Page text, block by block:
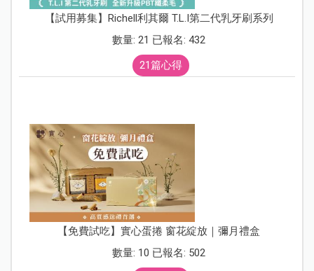
【試用募集】Richell利其爾 T.L.I第二代乳牙刷系列
數量: 21 已報名: 432
21篇心得
【免費試吃】實心蛋捲 窗花綻放｜彌月禮盒
數量: 10 已報名: 502